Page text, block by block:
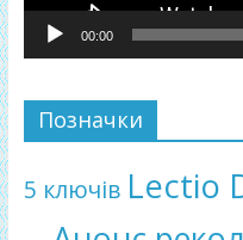
00:00
Позначки
5 ключів Lectio